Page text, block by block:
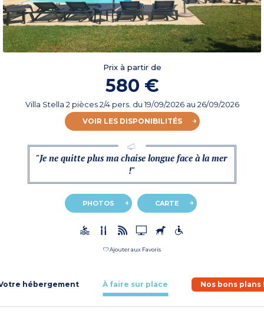
Prix à partir de
580 €
Villa Stella 2 pièces 2/4 pers. du19/09/2026au 26/09/2026
VOIR LES DISPONIBILITÉS
"Je ne quitte plus ma chaise longue face à la mer
!"
PHOTOS CARTE
Ajouter aux Favoris
hébergement À faire sur place Nos bons plans